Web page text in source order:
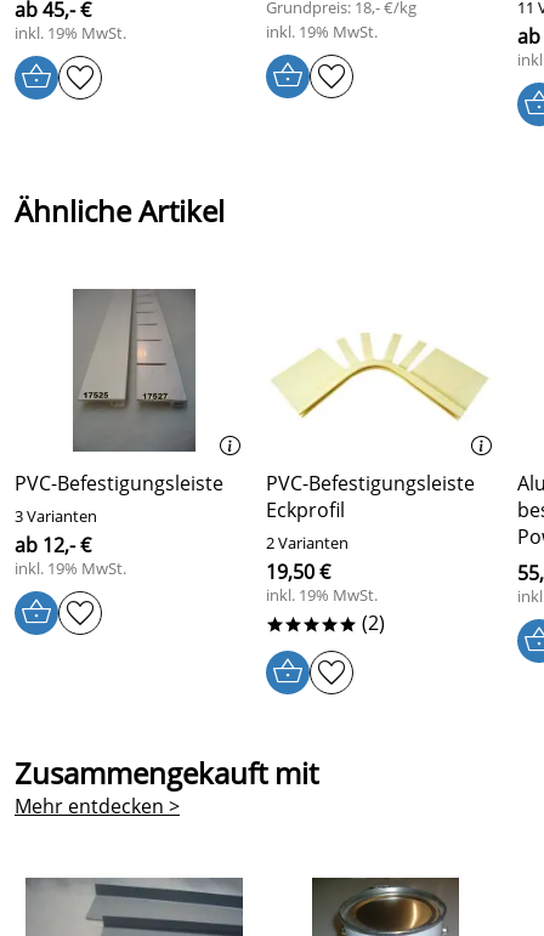
ab 45,- €
inkl. 19% MwSt.
Grundpreis: 18,- €/kg
inkl. 19% MwSt.
11
ab
Ähnliche Artikel
PVC-Befestigungsleiste
3 Varianten
ab 12,- €
inkl. 19% MwSt.
PVC-Befestigungsleiste
Eckprofil
2 Varianten
19,50 €
inkl. 19% MwSt.
***** (2)
Zusammengekauft mit
Mehr entdecken >